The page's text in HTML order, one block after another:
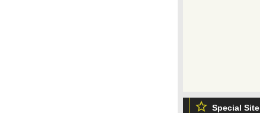
Special Site